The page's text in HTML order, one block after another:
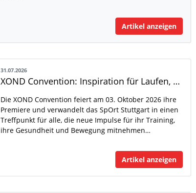
Artikel anzeigen
31.07.2026
XOND Convention: Inspiration für Laufen, Fitness und Gesundheit
Die XOND Convention feiert am 03. Oktober 2026 ihre
Premiere und verwandelt das SpOrt Stuttgart in einen
Treffpunkt für alle, die neue Impulse für ihr Training,
ihre Gesundheit und Bewegung mitnehmen…
Artikel anzeigen